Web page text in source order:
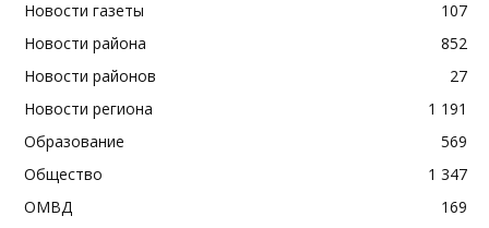
Новости газеты
107
Новости района
852
Новости районов
27
Новости региона
1 191
Образование
569
Общество
1 347
ОМВД
169